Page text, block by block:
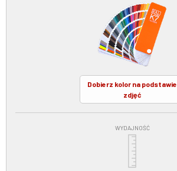
Dobierz kolor na podstawie
zdjęć
WYDAJNOŚĆ